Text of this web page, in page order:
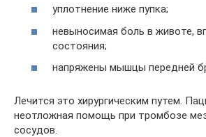
уплотнение ниже пупка;
невыносимая боль в животе,
состояния;
напряжены мышцы передней
Лечится это хирургическим путем.
неотложная помощь при тромбозе
сосудов.